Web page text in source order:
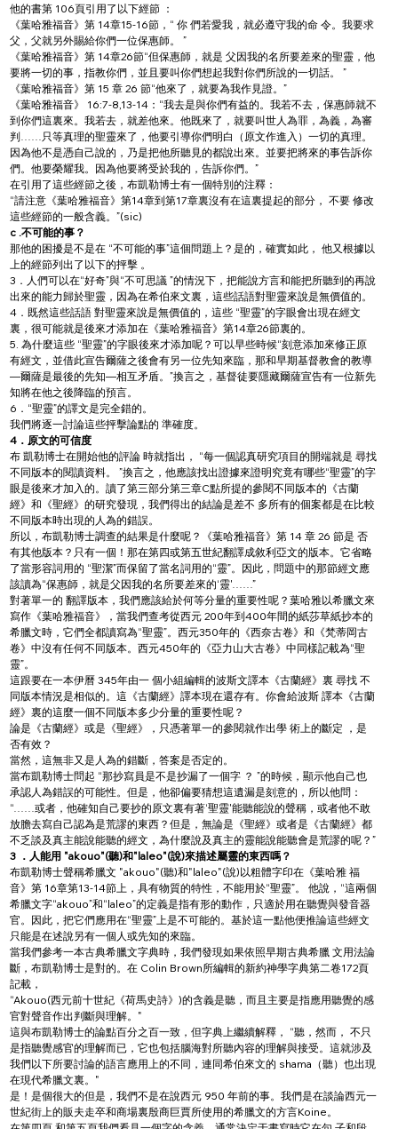
他的書第 106頁引用了以下經節 ：
《葉哈雅福音》第 14章15-16節，“ 你 們若愛我，就必遵守我的命 令。我要求
父，父就另外賜給你們一位保惠師。 ”
《葉哈雅福音》第 14章26節“但保惠師，就是 父因我的名所要差來的聖靈，他
要將一切的事，指教你們，並且要叫你們想起我對你們所說的一切話。 ”
《葉哈雅福音》第 15 章 26 節“他來了，就要為我作見證。”
《葉哈雅福音》 16:7-8,13-14：“我去是與你們有益的。我若不去，保惠師就不
到你們這裏來。我若去，就差他來。他既來了，就要叫世人為罪，為義，為審
判……只等真理的聖靈來了，他要引導你們明白（原文作進入）一切的真理。
因為他不是憑自己說的，乃是把他所聽見的都說出來。並要把將來的事告訴你
們。他要榮耀我。因為他要將受於我的，告訴你們。”
在引用了這些經節之後，布凱勒博士有一個特別的注釋：
“請注意《葉哈雅福音》第14章到第17章裏沒有在這裏提起的部分， 不要 修改
這些經節的一般含義。”(sic)
c .不可能的事？
那他的困擾是不是在 “不可能的事”這個問題上？是的，確實如此， 他又根據以
上的經節列出了以下的抨擊 。
3．人們可以在“好奇”與“不可思議 ”的情況下，把能說方言和能把所聽到的再說
出來的能力歸於聖靈，因為在希伯來文裏，這些話語對聖靈來說是無價值的。
4．既然這些話語 對聖靈來說是無價值的，這些 “聖靈”的字眼會出現在經文
裏，很可能就是後來才添加在《葉哈雅福音》第14章26節裏的。
5. 為什麼這些 “聖靈”的字眼後來才添加呢？可以早些時候“刻意添加來修正原
有經文，並借此宣告爾薩之後會有另一位先知來臨，那和早期基督教會的教導
—爾薩是最後的先知—相互矛盾。”換言之，基督徒要隱藏爾薩宣告有一位新先
知將在他之後降臨的預言。
6．“聖靈”的譯文是完全錯的。
我們將逐一討論這些抨擊論點的 準確度。
4．原文的可信度
布 凱勒博士在開始他的評論 時就指出， “每一個認真研究項目的開端就是 尋找
不同版本的閱讀資料。 ”換言之，他應該找出證據來證明究竟有哪些“聖靈”的字
眼是後來才加入的。讀了第三部分第三章C點所提的參閱不同版本的《古蘭
經》和《聖經》的研究發現，我們得出的結論是差不 多所有的個案都是在比較
不同版本時出現的人為的錯誤。
所以，布凱勒博士調查的結果是什麼呢？《葉哈雅福音》第 14 章 26 節是 否
有其他版本？只有一個！那在第四或第五世紀翻譯成敘利亞文的版本。它省略
了當形容詞用的 “聖潔”而保留了當名詞用的“靈”。因此，問題中的那節經文應
該讀為“保惠師，就是父因我的名所要差來的‘靈'……”
對著單一的 翻譯版本，我們應該給於何等分量的重要性呢？葉哈雅以希臘文來
寫作《葉哈雅福音》，當我們查考從西元 200年到400年間的紙莎草紙抄本的
希臘文時，它們全都讀寫為“聖靈”。西元350年的《西奈古卷》和《梵蒂岡古
卷》中沒有任何不同版本。西元450年的《亞力山大古卷》中同樣記載為“聖
靈”。
這跟要在一本伊曆 345年由一 個小組編輯的波斯文譯本《古蘭經》裏 尋找 不
同版本情況是相似的。這《古蘭經》譯本現在還存有。你會給波斯 譯本《古蘭
經》裏的這麼一個不同版本多少分量的重要性呢？
論是《古蘭經》或是《聖經》，只憑著單一的參閱就作出學 術上的斷定 ，是
否有效？
當然，這無非又是人為的錯斷，答案是否定的。
當布凱勒博士問起 “那抄寫員是不是抄漏了一個字 ？ ”的時候，顯示他自己也
承認人為錯誤的可能性。但是，他卻偏要猜想這遺漏是刻意的，所以他問：
“……或者，他確知自己要抄的原文裏有著‘聖靈'能聽能說的聲稱，或者他不敢
放膽去寫自己認為是荒謬的東西？但是，無論是《聖經》或者是《古蘭經》都
不乏談及真主能說能聽的經文，為什麼說及真主的靈能說能聽會是荒謬的呢？”
3 ．人能用 "akouo"(聽)和"laleo"(說)來描述屬靈的東西嗎？
布凱勒博士聲稱希臘文 "akouo"(聽)和"laleo"(說)以粗體字印在《葉哈雅 福
音》第 16章第13-14節上，具有物質的特性，不能用於“聖靈”。 他說，“這兩個
希臘文字“akouo”和“laleo”的定義是指有形的動作，只適於用在聽覺與發音器
官。因此，把它們應用在“聖靈”上是不可能的。基於這一點他便推論這些經文
只能是在述說另有一個人或先知的來臨。
當我們參考一本古典希臘文字典時，我們發現如果依照早期古典希臘 文用法論
斷，布凱勒博士是對的。在 Colin Brown所編輯的新約神學字典第二卷172頁
記載，
“Akouo(西元前十世紀《荷馬史詩》)的含義是聽，而且主要是指應用聽覺的感
官對聲音作出判斷與理解。"
這與布凱勒博士的論點百分之百一致，但字典上繼續解釋， “聽，然而， 不只
是指聽覺感官的理解而已，它也包括腦海對所聽內容的理解與接受。這就涉及
我們以下所要討論的語言應用上的不同，連同希伯來文的 shama（聽）也出現
在現代希臘文裏。"
是！是個很大的但是，我們不是在說西元 950 年前的事。我們是在談論西元一
世紀街上的販夫走卒和商場裏殷商巨賈所使用的希臘文的方言Koine。